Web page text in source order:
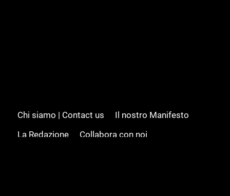
Chi siamo | Contact us
Il nostro Manifesto
La Redazione
Collabora con noi